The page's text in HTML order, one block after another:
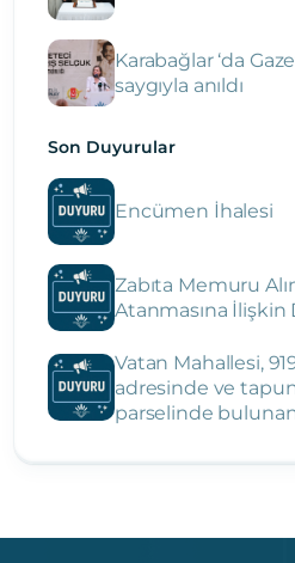
Karabağlar ‘da
saygıyla anıldı
Son Duyurular
Encümen İhalesi
Zabıta Memuru
Atanmasına İlişkin
Vatan Mahallesi,
adresinde ve
parselinde